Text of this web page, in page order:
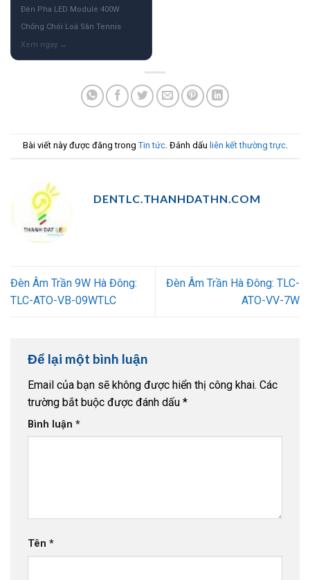
Đèn Pha LED Module 400W
Chống Chói Loá Sân Tennis
Bài viết này được đăng trong Tin tức. Đánh dấu liên kết thường trực.
DENTLC.THANHDATHN.COM
Đèn Âm Trần 9W Hà Đông:
TLC-ATO-VB-09WTLC
Đèn Âm Trần Hà Đông: TLC-
ATO-VV-7W
Để lại một bình luận
Email của bạn sẽ không được hiển thị công khai. Các
trường bắt buộc được đánh dấu *
Bình luận *
Tên *